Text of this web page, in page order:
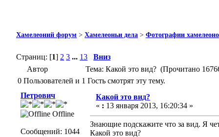
Хамелеоний форум > Хамелеоньи дела > Фотографии
Страниц: [1] 2 3 ... 13
Вниз
Автор
Тема: Какой это вид? (Прочитано
0 Пользователей и 1 Гость смотрят эту тему.
Петрович
Offline
Сообщений: 1044
Какой это вид?
« : 13 января 2013, 16:20:34 »
Знающие подскажите что за вид. Я
Какой это вид?